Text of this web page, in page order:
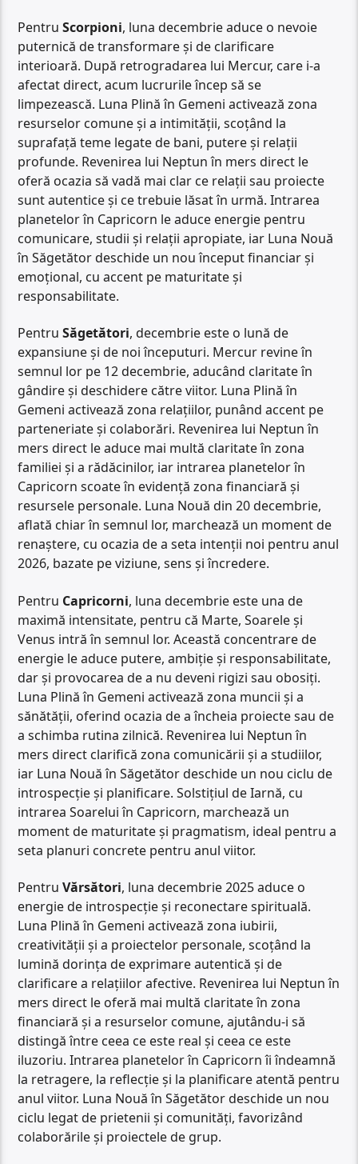
PentruScorpioni, luna decembrie aduce o nevoie
puternică de transformare și de clarificare
interioară. După retrogradarea lui Mercur, care i-a
afectat direct, acum lucrurile încep să se
limpezească. Luna Plină în Gemeni activează zona
resurselor comune și a intimității, scoțând la
suprafață teme legate de bani, putere și relații
profunde. Revenirea lui Neptun în mers direct le
oferă ocazia să vadă mai clar ce relații sau proiecte
sunt autentice și ce trebuie lăsat în urmă. Intrarea
planetelor în Capricorn le aduce energie pentru
comunicare, studii și relații apropiate, iar Luna Nouă
în Săgetător deschide un nou început financiar și
emoțional, cu accent pe maturitate și
responsabilitate.
PentruSăgetători, decembrie este o lună de
expansiune și de noi începuturi. Mercur revine în
semnul lor pe 12 decembrie, aducând claritate în
gândire și deschidere către viitor. Luna Plină în
Gemeni activează zona relațiilor, punând accent pe
parteneriate și colaborări. Revenirea lui Neptun în
mers direct le aduce mai multă claritate în zona
familiei și a rădăcinilor, iar intrarea planetelor în
Capricorn scoate în evidență zona financiară și
resursele personale. Luna Nouă din 20 decembrie,
aflată chiar în semnul lor, marchează un moment de
renaștere, cu ocazia de a seta intenții noi pentru anul
2026, bazate pe viziune, sens și încredere.
Pentru Capricorni, luna decembrie este una de
maximă intensitate, pentru că Marte, Soarele și
Venus intră în semnul lor. Această concentrare de
energie le aduce putere, ambiție și responsabilitate,
dar și provocarea de a nu deveni rigizi sau obosiți.
Luna Plină în Gemeni activează zona muncii și a
sănătății, oferind ocazia de a încheia proiecte sau de
a schimba rutina zilnică. Revenirea lui Neptun în
mers direct clarifică zona comunicării și a studiilor,
iar Luna Nouă în Săgetător deschide un nou ciclu de
introspecție și planificare. Solstițiul de Iarnă, cu
intrarea Soarelui în Capricorn, marchează un
moment de maturitate și pragmatism, ideal pentru a
seta planuri concrete pentru anul viitor.
PentruVărsători, luna decembrie 2025 aduce o
energie de introspecție și reconectare spirituală.
Luna Plină în Gemeni activează zona iubirii,
creativității și a proiectelor personale, scoțând la
lumină dorința de exprimare autentică și de
clarificare a relațiilor afective. Revenirea lui Neptun în
mers direct le oferă mai multă claritate în zona
financiară și a resurselor comune, ajutându-i să
distingă între ceea ce este real și ceea ce este
iluzoriu. Intrarea planetelor în Capricorn îi îndeamnă
la retragere, la reflecție și la planificare atentă pentru
anul viitor. Luna Nouă în Săgetător deschide un nou
ciclu legat de prietenii și comunități, favorizând
colaborările și proiectele de grup.